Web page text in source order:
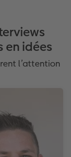
en idées
l’attention